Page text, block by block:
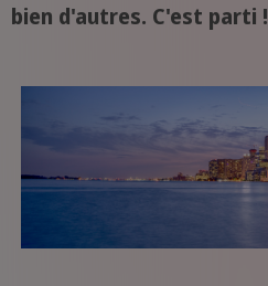
bien d'autres. C'est parti !